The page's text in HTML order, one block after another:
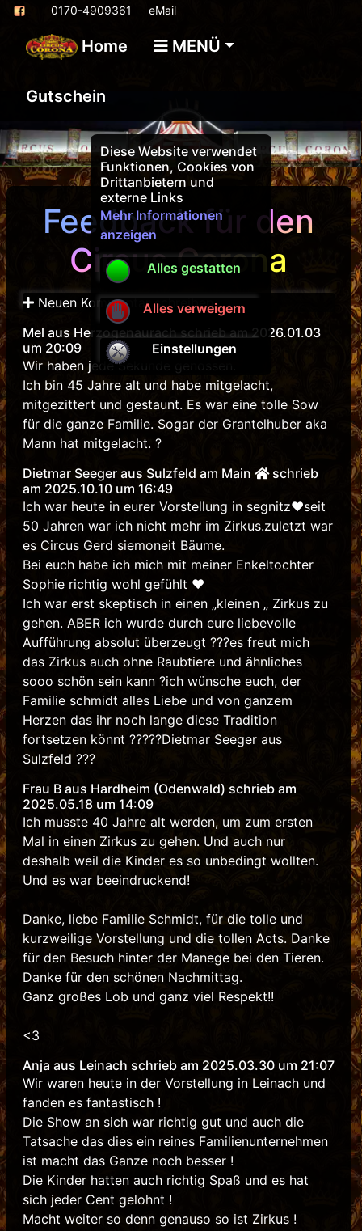
0170-4909361 eMail
Home MENÜ
Gutschein
Diese Website verwendet
Funktionen, Cookies von
Drittanbietern und
externe Links
Mehr Informationen
anzeigen
Alles gestatten
Alles verweigern
Einstellungen
Feedback für den
Circus Corona
Neuen Kommentar schreiben
Mel aus Herzogenaurach schrieb am 2026.01.03
um 20:09
Wir haben jede Sekunde genossen.
Ich bin 45 Jahre alt und habe mitgelacht,
mitgezittert und gestaunt. Es war eine tolle Sow
für die ganze Familie. Sogar der Grantelhuber aka
Mann hat mitgelacht. ?
Dietmar Seeger aus Sulzfeld am Main
schrieb
am 2025.10.10 um 16:49
Ich war heute in eurer Vorstellung in segnitz❤️seit
50 Jahren war ich nicht mehr im Zirkus.zuletzt war
es Circus Gerd siemoneit Bäume.
Bei euch habe ich mich mit meiner Enkeltochter
Sophie richtig wohl gefühlt ❤️
Ich war erst skeptisch in einen „kleinen „ Zirkus zu
gehen. ABER ich wurde durch eure liebevolle
Aufführung absolut überzeugt ???es freut mich
das Zirkus auch ohne Raubtiere und ähnliches
sooo schön sein kann ?ich wünsche euch, der
Familie schmidt alles Liebe und von ganzem
Herzen das ihr noch lange diese Tradition
fortsetzen könnt ?????Dietmar Seeger aus
Sulzfeld ???
Frau B aus Hardheim (Odenwald) schrieb am
2025.05.18 um 14:09
Ich musste 40 Jahre alt werden, um zum ersten
Mal in einen Zirkus zu gehen. Und auch nur
deshalb weil die Kinder es so unbedingt wollten.
Und es war beeindruckend!
Danke, liebe Familie Schmidt, für die tolle und
kurzweilige Vorstellung und die tollen Acts. Danke
für den Besuch hinter der Manege bei den Tieren.
Danke für den schönen Nachmittag.
Ganz großes Lob und ganz viel Respekt!!
<3
Anja aus Leinach schrieb am 2025.03.30 um 21:07
Wir waren heute in der Vorstellung in Leinach und
fanden es fantastisch !
Die Show an sich war richtig gut und auch die
Tatsache das dies ein reines Familienunternehmen
ist macht das Ganze noch besser !
Die Kinder hatten auch richtig Spaß und es hat
sich jeder Cent gelohnt !
Macht weiter so denn genauso so ist Zirkus !